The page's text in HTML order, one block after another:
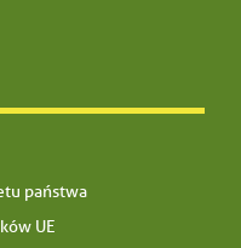
państwa
UE